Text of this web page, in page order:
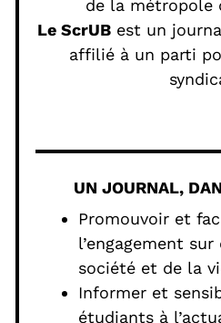
de la métropole
Le ScrUBest un
affilié à un parti
UN JOURNAL,
Promouvoir et
l’engagement
société et de la
Informer et
étudiants à